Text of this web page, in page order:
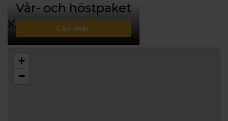
Vår- och höstpaket
Läs mer
KARTA
+
−